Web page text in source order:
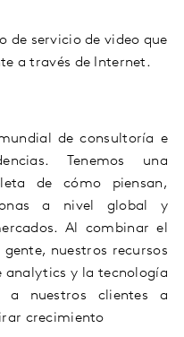
de servicio de video que
a través de Internet.
de consultoría e
Tenemos una
de cómo piensan,
a nivel global y
Al combinar el
nuestros recursos
analytics y la tecnología
a nuestros clientes a
crecimiento